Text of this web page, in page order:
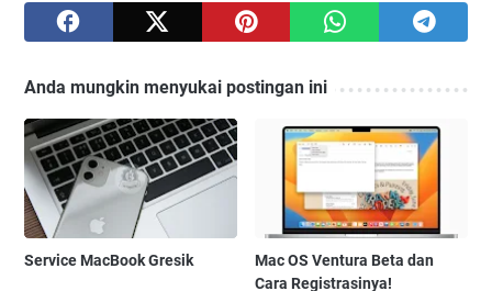
Anda mungkin menyukai postingan ini
Service MacBook Gresik
Mac OS Ventura Beta dan
Cara Registrasinya!